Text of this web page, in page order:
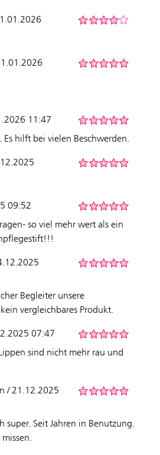
11:47
hilft bei vielen Beschwerden.
09:52
so viel mehr wert als ein
Begleiter unsere
vergleichbares Produkt.
07:47
sind nicht mehr rau und
/ 21.12.2025
super. Seit Jahren in Benutzung.